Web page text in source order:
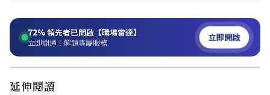
72%領先者已開啟【職場雷達】
立即開通！解鎖專屬服務 立即開啟
延伸閱讀